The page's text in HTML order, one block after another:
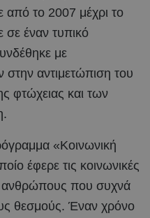
από το 2007 μέχρι το
σε έναν τυπικό
με
αντιμετώπιση του
φτώχειας και των
«Κοινωνική
έφερε τις κοινωνικές
ανθρώπους που συχνά
θεσμούς. Έναν χρόνο